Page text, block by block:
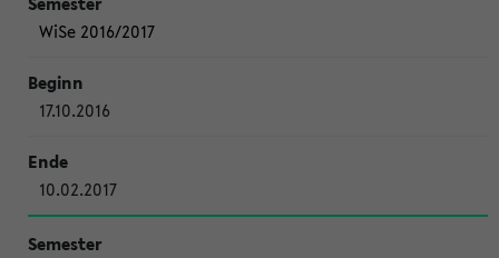
WiSe 2016/2017
17.10.2016
10.02.2017